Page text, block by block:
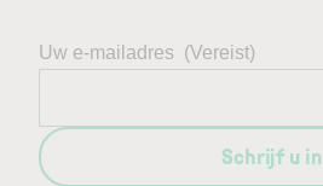
Uw e-mailadres (Vereist)
Schrijf u in